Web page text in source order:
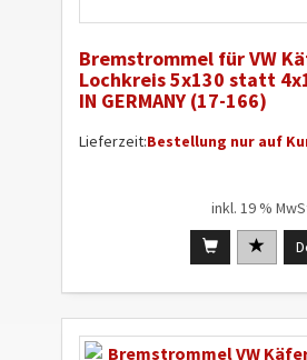
Bremstrommel für VW
Lochkreis 5x130 statt
IN GERMANY (17-166)
Lieferzeit:Bestellung nur auf
inkl. 19 %